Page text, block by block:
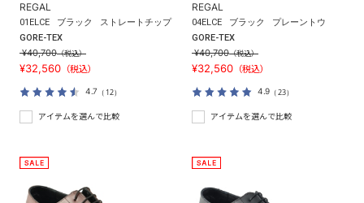
REGAL
01ELCE ブラック
ストレートチップ
GORE-TEX
¥40,700（税込）
¥32,560 （税込）
4.7 （12）
アイテムを選んで比較
REGAL
04ELCE ブラック
プレーントウ
GORE-TEX
¥40,700（税込）
¥32,560 （税込）
4.9 （23）
アイテムを選んで比較